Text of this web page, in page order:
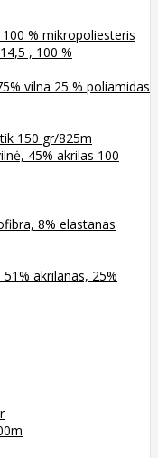
% mikropoliesteris
, 100 %
vilna 25 % poliamidas
150 gr/825m
45% akrilas 100
8% elastanas
akrilanas, 25%